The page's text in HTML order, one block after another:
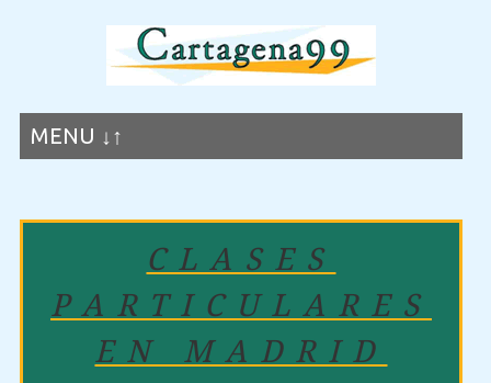
MENU ↓↑
CLASES
PARTICULARES
EN MADRID